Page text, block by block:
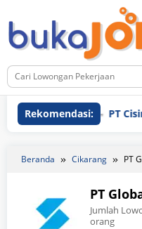
ke
konten
Rekomendasi:PT Cisindo
Beranda Cikarang PT
PT
Jumlah
orang